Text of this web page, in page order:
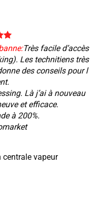
Très facile d’accès
Les technitiens très
des conseils pour l
Là j’ai à nouveau
et efficace.
à 200%.
centrale vapeur